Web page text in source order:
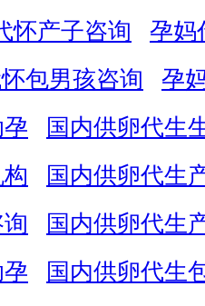
怀产子咨询
孕妈
包男孩咨询
孕
国内供卵代生
国内供卵代生
国内供卵代生
国内供卵代生